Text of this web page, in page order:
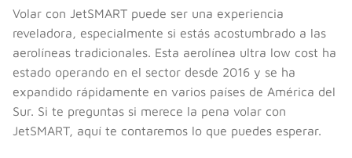
Volar con JetSMART puede ser una experiencia
reveladora, especialmente si estás acostumbrado a las
aerolíneas tradicionales. Esta aerolínea ultra low cost ha
estado operando en el sector desde 2016 y se ha
expandido rápidamente en varios países de América del
Sur. Si te preguntas si merece la pena volar con
JetSMART, aquí te contaremos lo que puedes esperar.